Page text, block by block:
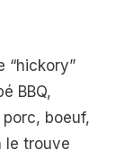
“hickory”
BBQ,
boeuf,
le trouve